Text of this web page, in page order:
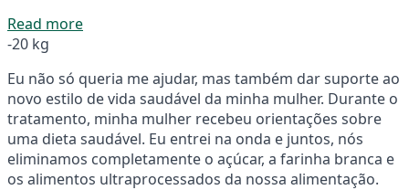
Read more
-20 kg
Eu não só queria me ajudar, mas também dar suporte ao
novo estilo de vida saudável da minha mulher. Durante o
tratamento, minha mulher recebeu orientações sobre
uma dieta saudável. Eu entrei na onda e juntos, nós
eliminamos completamente o açúcar, a farinha branca e
os alimentos ultraprocessados da nossa alimentação.